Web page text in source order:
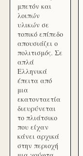
μπετόν και
λοιπών
υλικών σε
τοπικό επίπεδο
απουσιάζει ο
πολιτισμός. Σε
απλά
Ελληνικά
έπειτα από
μια
εκατονταετία
διευρύνεται
το πλιάτσικο
που είχαν
κάνει αρχικά
στην περιοχή